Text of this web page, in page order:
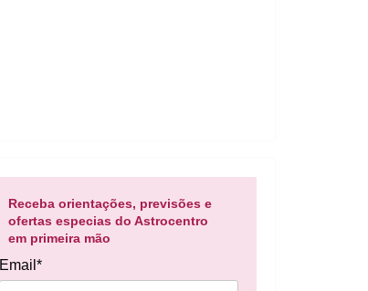
Receba orientações, previsões e
ofertas especias do Astrocentro
em primeira mão
Email*